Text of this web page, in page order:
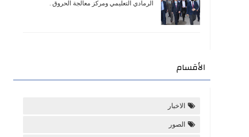
الرمادي التعليمي ومركز معالجة الحروق .
الأقسام
الاخبار
الصور